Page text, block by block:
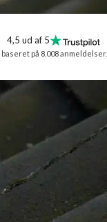
4,5 ud af 5
baseret på 8.008 anmeldelser.